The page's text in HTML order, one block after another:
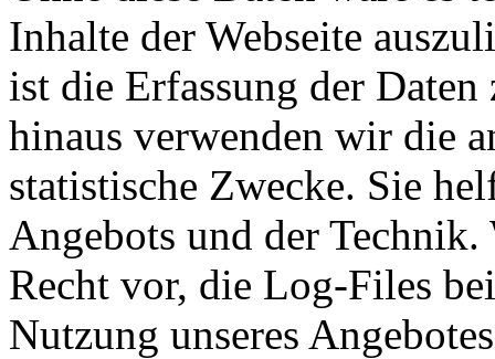
Inhalte der Webseite
ist die Erfassung der
hinaus verwenden wir die
statistische Zwecke. Sie
Angebots und der
Recht vor, die Log-Files
Nutzung unseres